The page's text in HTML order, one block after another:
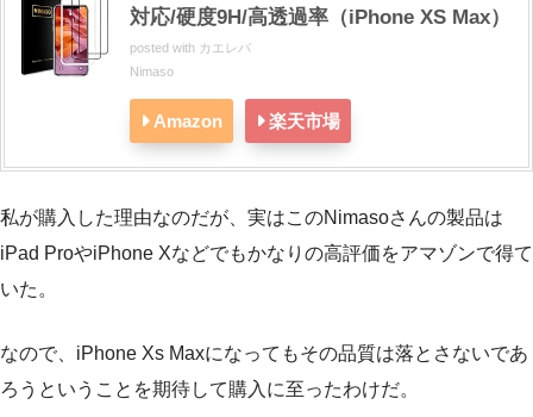
対応/硬度9H/高透過率（iPhone XS Max）
posted with カエレバ
Nimaso
Amazon 楽天市場
私が購入した理由なのだが、実はこのNimasoさんの製品は
iPad ProやiPhone Xなどでもかなりの高評価をアマゾンで得て
いた。
なので、iPhone Xs Maxになってもその品質は落とさないであ
ろうということを期待して購入に至ったわけだ。